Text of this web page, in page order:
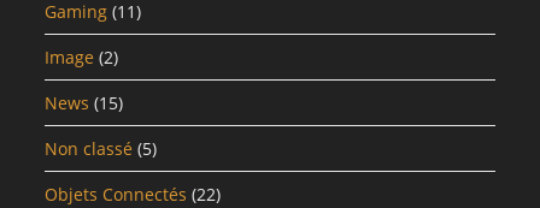
Gaming (11)
Image (2)
News (15)
Non classé (5)
Objets Connectés (22)